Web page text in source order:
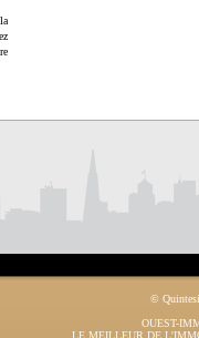
©
OUEST-
LE MEILLEUR DE